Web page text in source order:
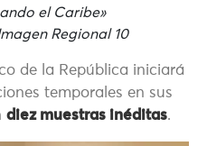
el Caribe»
Regional 10
de la República iniciará
temporales en sus
diez muestras inéditas.